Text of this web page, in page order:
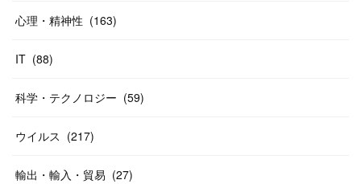
心理・精神性 (163)
IT (88)
科学・テクノロジー (59)
ウイルス (217)
輸出・輸入・貿易 (27)